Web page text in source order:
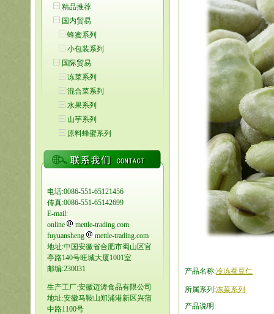
精品推荐
国内贸易
蜂蜜系列
小包装系列
国际贸易
冻菜系列
混合菜系列
水果系列
山芋系列
原料蜂蜜系列
电话:0086-551-65121456
传真:0086-551-65142699
E-mail:
online
mettle-trading.com
fuyuansheng
mettle-trading.com
地址:中国安徽省合肥市蜀山区官
亭路140号旺城大厦1001室
邮编:230031
生产工厂:安徽迈涛食品有限公司
地址:安徽马鞍山郑浦港新区兴蒲
中路1100号
产品名称:冷冻蚕豆仁
所属系列:冻菜系列
产品说明: